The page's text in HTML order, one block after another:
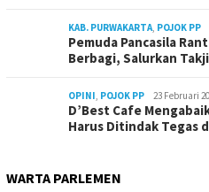
KAB. PURWAKARTA, POJOK PP
Pemuda Pancasila
Berbagi, Salurkan
OPINI, POJOK PP 23 Februari
D’Best Cafe
Harus Ditindak Tegas
WARTA PARLEMEN